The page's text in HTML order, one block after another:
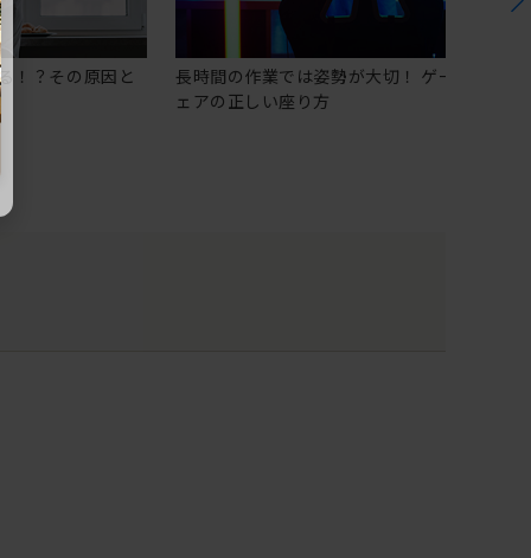
！？その原因と
長時間の作業では姿勢が大切！ ゲーミングチ
ェアの正しい座り方